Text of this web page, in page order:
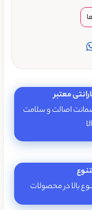
معتبر
اصالت و سلامت
بالا در محصولات